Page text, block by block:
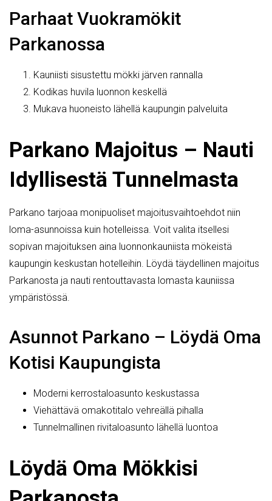
Parhaat Vuokramökit
Parkanossa
Kauniisti sisustettu mökki järven rannalla
Kodikas huvila luonnon keskellä
Mukava huoneisto lähellä kaupungin palveluita
Parkano Majoitus – Nauti
Idyllisestä Tunnelmasta
Parkano tarjoaa monipuoliset majoitusvaihtoehdot niin
loma-asunnoissa kuin hotelleissa. Voit valita itsellesi
sopivan majoituksen aina luonnonkauniista mökeistä
kaupungin keskustan hotelleihin. Löydä täydellinen majoitus
Parkanosta ja nauti rentouttavasta lomasta kauniissa
ympäristössä.
Asunnot Parkano – Löydä Oma
Kotisi Kaupungista
Moderni kerrostaloasunto keskustassa
Viehättävä omakotitalo vehreällä pihalla
Tunnelmallinen rivitaloasunto lähellä luontoa
Löydä Oma Mökkisi